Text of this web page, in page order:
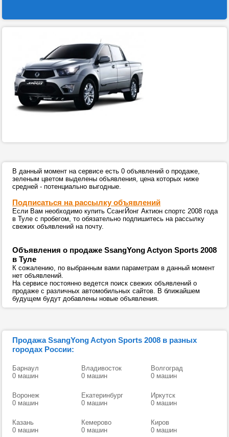
В данный момент на сервисе есть 0 объявлений о продаже,
зеленым цветом выделены объявления, цена которых ниже
средней - потенциально выгодные.
Подписаться на рассылку объявлений
Если Вам необходимо купить СсангЙонг Актион спортс 2008 года
в Туле с пробегом, то обязательно подпишитесь на рассылку
свежих объявлений на почту.
Объявления о продаже SsangYong Actyon Sports 2008
в Туле
К сожалению, по выбранным вами параметрам в данный момент
нет объявлений.
На сервисе постоянно ведется поиск свежих объявлений о
продаже с различных автомобильных сайтов. В ближайшем
будущем будут добавлены новые объявления.
Продажа SsangYong Actyon Sports 2008 в разных
городах России:
Барнаул
0 машин
Владивосток
0 машин
Волгоград
0 машин
Воронеж
0 машин
Екатеринбург
0 машин
Иркутск
0 машин
Казань
0 машин
Кемерово
0 машин
Киров
0 машин